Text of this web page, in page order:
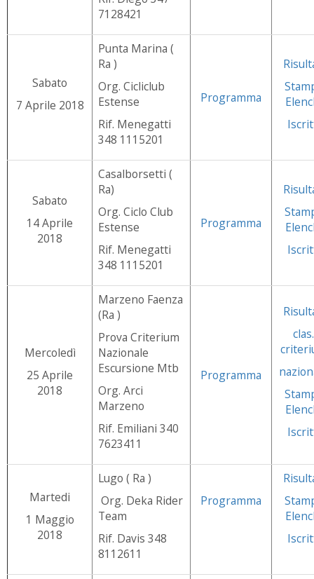
7128421
Sabato
7 Aprile 2018
Punta Marina (
Ra )
Org. Cicliclub
Estense
Rif. Menegatti
348 1115201
Programma
Sabato
14 Aprile
2018
Casalborsetti (
Ra)
Org. Ciclo Club
Estense
Rif. Menegatti
348 1115201
Programma
Mercoledì
25 Aprile
2018
Marzeno Faenza
(Ra )
Prova Criterium
Nazionale
Escursione Mtb
Org. Arci
Marzeno
Rif. Emiliani 340
7623411
Programma
clas.
Martedi
1 Maggio
2018
Lugo ( Ra )
Org. Deka Rider
Team
Rif. Davis 348
8112611
Programma